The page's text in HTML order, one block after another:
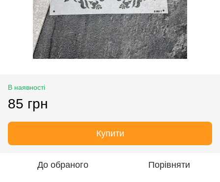
В наявності
85 грн
Купити
До обраного Порівняти